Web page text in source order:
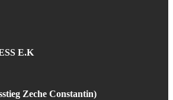
E.K
Zeche Constantin)